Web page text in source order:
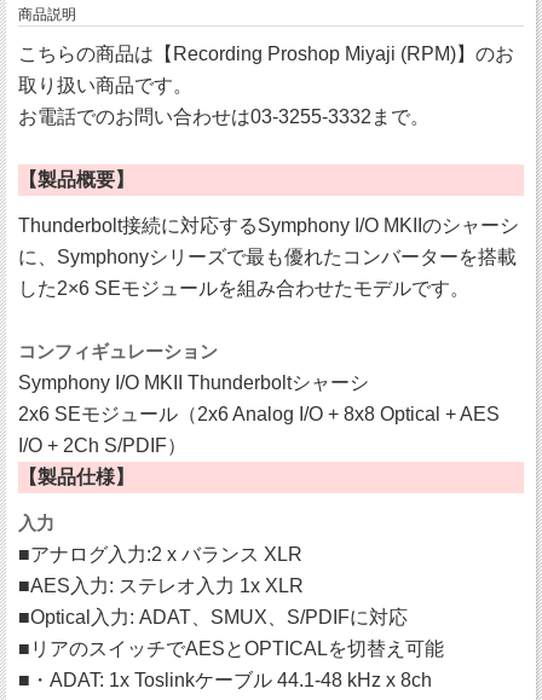
商品説明
こちらの商品は【Recording Proshop Miyaji (RPM)】のお
取り扱い商品です。
お電話でのお問い合わせは03-3255-3332まで。
【製品概要】
Thunderbolt接続に対応するSymphony I/O MKIIのシャーシ
に、Symphonyシリーズで最も優れたコンバーターを搭載
した2×6 SEモジュールを組み合わせたモデルです。
コンフィギュレーション
Symphony I/O MKII Thunderboltシャーシ
2x6 SEモジュール（2x6 Analog I/O + 8x8 Optical + AES
I/O + 2Ch S/PDIF）
【製品仕様】
入力
■アナログ入力:2 x バランス XLR
■AES入力: ステレオ入力 1x XLR
■Optical入力: ADAT、SMUX、S/PDIFに対応
■リアのスイッチでAESとOPTICALを切替え可能
■・ADAT: 1x Toslinkケーブル 44.1-48 kHz x 8ch